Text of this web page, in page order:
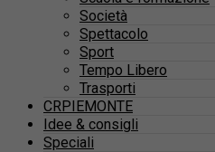
Società
Spettacolo
Sport
Tempo Libero
Trasporti
CRPIEMONTE
Idee & consigli
Speciali